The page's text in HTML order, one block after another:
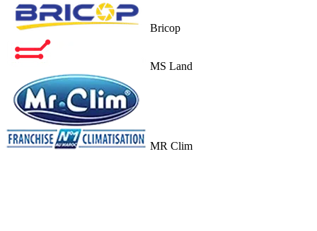
Bricop
MS Land
MR Clim